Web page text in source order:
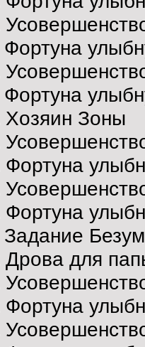
Фортуна
Фортуна
Хозяин Зоны
Фортуна
Фортуна
Задание
Дрова для
Фортуна